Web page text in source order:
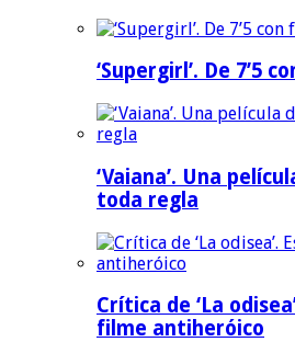
‘Supergirl’. De 7’5
‘Vaiana’. Una
toda regla
Crítica de ‘La
filme antiheróico